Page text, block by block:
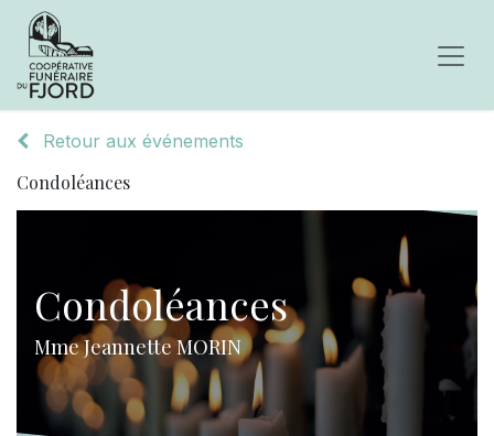
Retour aux événements
Condoléances
Condoléances
Mme Jeannette MORIN